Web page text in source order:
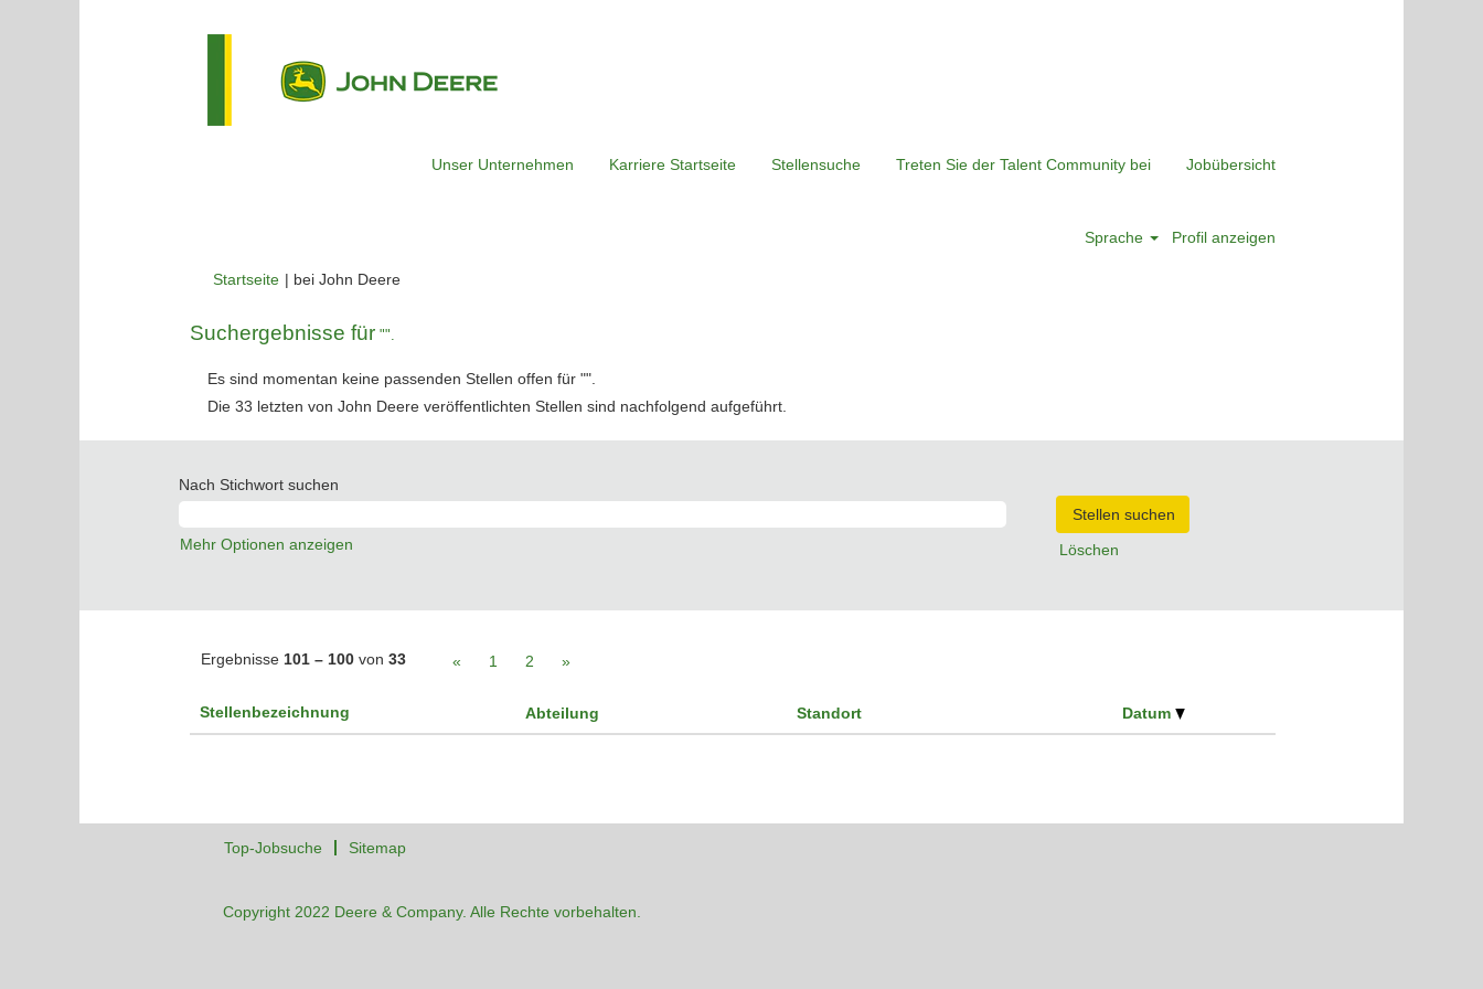
Unser Unternehmen Karriere Startseite Stellensuche Treten Sie der Talent Community bei Jobübersicht
Sprache Profil anzeigen
Startseite | bei John Deere(aktuelle
Suchergebnisse für "".
Es sind momentan keine passenden Stellen offen für "".
Die 33 letzten von John Deere veröffentlichten Stellen sind nachfolgend aufgeführt.
Nach Stichwort suchen
Mehr Optionen anzeigen Löschen
Ergebnisse 101 – 100 von 33 « 1 2 »
Stellenbezeichnung Abteilung Standort Datum
Top-Jobsuche Sitemap
Copyright 2022 Deere & Company. Alle Rechte vorbehalten.